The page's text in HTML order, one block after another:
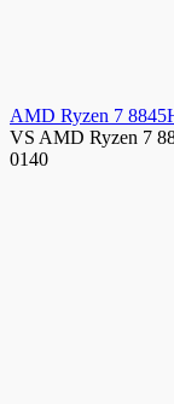
AMD Ryzen 7
VS AMD Ryzen 7
0140